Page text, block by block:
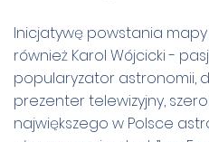
Inicjatywę powstania
również Karol Wójcicki -
popularyzator astronomii,
prezenter telewizyjny,
największego w Polsce